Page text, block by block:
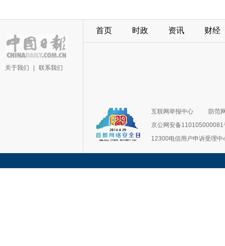
关于我们 联系我们
首页 时政 资讯 财经
互联网举报中心
防范
京公网安备110105000081
12300电信用户申诉受理中